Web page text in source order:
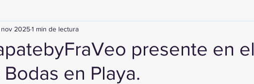
presente en el
en Playa.
nov 20251 min de lectura